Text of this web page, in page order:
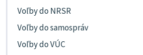
Voľby do NRSR
Voľby do samospráv
Voľby do VÚC